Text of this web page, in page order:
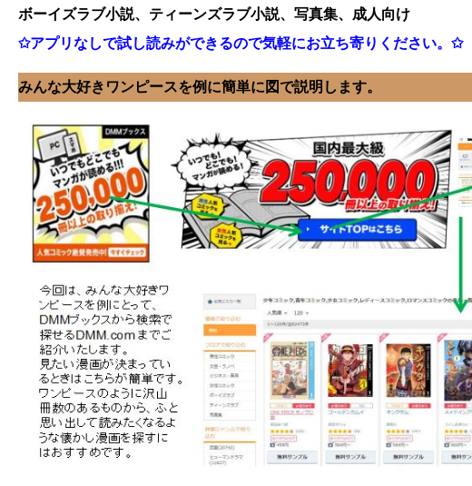
ボーイズラブ小説、ティーンズラブ小説、写真集、成人向け
✩アプリなしで試し読みができるので気軽にお立ち寄りください。✩
みんな大好きワンピースを例に簡単に図で説明します。